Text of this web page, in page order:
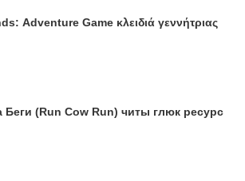
Adventure Game κλειδιά γεννήτριας
Беги (Run Cow Run) читы глюк ресурс